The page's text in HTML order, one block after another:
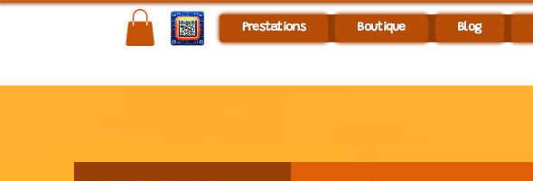
Prestations Boutique Blog